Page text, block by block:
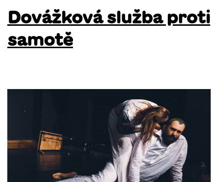
Dovážková služba proti
samotě